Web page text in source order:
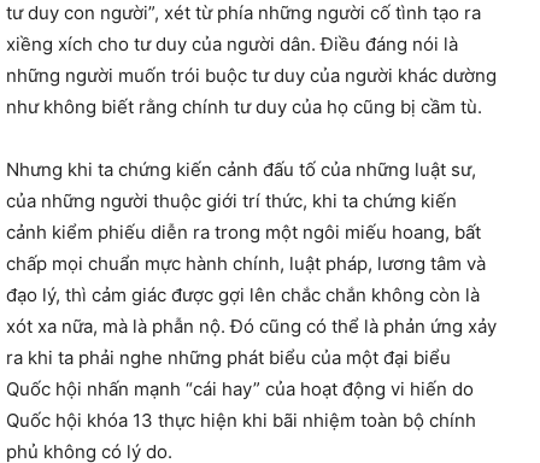
tư duy con người”, xét từ phía những người cố tình tạo ra
xiềng xích cho tư duy của người dân. Điều đáng nói là
những người muốn trói buộc tư duy của người khác dường
như không biết rằng chính tư duy của họ cũng bị cầm tù.
Nhưng khi ta chứng kiến cảnh đấu tố của những luật sư,
của những người thuộc giới trí thức, khi ta chứng kiến
cảnh kiểm phiếu diễn ra trong một ngôi miếu hoang, bất
chấp mọi chuẩn mực hành chính, luật pháp, lương tâm và
đạo lý, thì cảm giác được gợi lên chắc chắn không còn là
xót xa nữa, mà là phẫn nộ. Đó cũng có thể là phản ứng xảy
ra khi ta phải nghe những phát biểu của một đại biểu
Quốc hội nhấn mạnh “cái hay” của hoạt động vi hiến do
Quốc hội khóa 13 thực hiện khi bãi nhiệm toàn bộ chính
phủ không có lý do.